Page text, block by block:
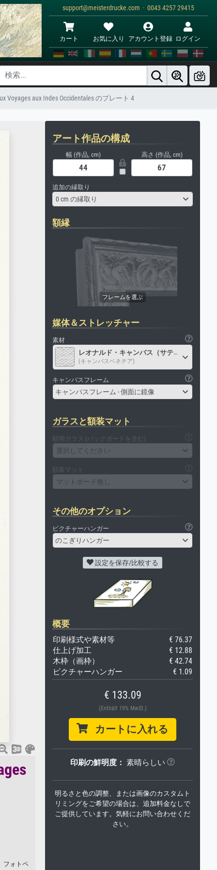
support@meisterdrucke.com · 0043 4257 29415
カート お気に入り アカウント登録 ログイン
Voyages aux Indes Occidentales のプレート 4
フォトペ
アート作品の構成
幅 (作品, cm) 高さ (作品, cm)
追加の縁取り
0 cm の縁取り
額縁
媒体＆ストレッチャー
素材
レオナルド・キャンバス（サテン）
(キャンバスベネチア)
キャンバスフレーム
キャンバスフレーム - 側面に鏡像
ガラスと額装マット
額用ガラス (バックボードを含む)
選択してください
額装マット
マットボード無し
その他のオプション
ピクチャーハンガー
のこぎりハンガー
設定を保存/比較する
概要
印刷様式や素材等
€ 76.37
仕上げ加工
€ 12.88
木枠（画枠）
€ 42.74
ピクチャーハンガー
€ 1.09
€ 133.09
(Enthält 19% MwSt.)
カートに入れる
印刷の鮮明度： 素晴らしい
明るさと色の調整、または画像のカスタムト
リミングをご希望の場合は、追加料金なしで
ご提供しています。気軽にお問い合わせくだ
さい。